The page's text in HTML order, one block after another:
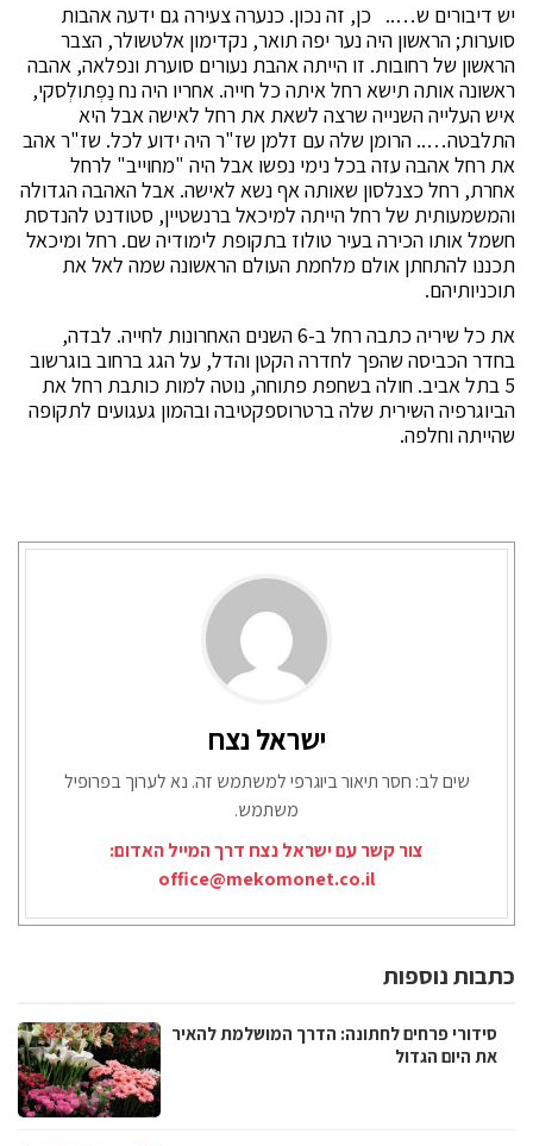
יש דיבורים ש….. כן, זה נכון. כנערה צעירה גם ידעה אהבות
סוערות; הראשון היה נער יפה תואר, נקדימון אלטשולר, הצבר
הראשון של רחובות. זו הייתה אהבת נעורים סוערת ונפלאה, אהבה
ראשונה אותה תישא רחל איתה כל חייה. אחריו היה נח נַפְתולְסקי,
איש העלייה השנייה שרצה לשאת את רחל לאישה אבל היא
התלבטה….. הרומן שלה עם זלמן שז"ר היה ידוע לכל. שז"ר אהב
את רחל אהבה עזה בכל נימי נפשו אבל היה "מחוייב" לרחל
אחרת, רחל כצנלסון שאותה אף נשא לאישה. אבל האהבה הגדולה
והמשמעותית של רחל הייתה למיכאל ברנשטיין, סטודנט להנדסת
חשמל אותו הכירה בעיר טולוז בתקופת לימודיה שם. רחל ומיכאל
תכננו להתחתן אולם מלחמת העולם הראשונה שמה לאל את
תוכניותיהם.
את כל שיריה כתבה רחל ב-6 השנים האחרונות לחייה. לבדה,
בחדר הכביסה שהפך לחדרה הקטן והדל, על הגג ברחוב בוגרשוב
5 בתל אביב. חולה בשחפת פתוחה, נוטה למות כותבת רחל את
הביוגרפיה השירית שלה ברטרוספקטיבה ובהמון געגועים לתקופה
שהייתה וחלפה.
ישראל נצח
שים לב: חסר תיאור ביוגרפי למשתמש זה. נא לערוך בפרופיל
משתמש.
צור קשר עם ישראל נצח דרך המייל האדום:
office@mekomonet.co.il
כתבות נוספות
סידורי פרחים לחתונה: הדרך המושלמת להאיר
את היום הגדול